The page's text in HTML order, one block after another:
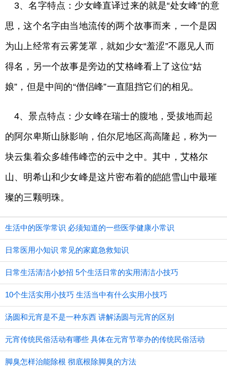
3、名字特点：少女峰直译过来的就是“处女峰”的意
思，这个名字由当地流传的两个故事而来，一个是因
为山上经常有云雾笼罩，就如少女“羞涩”不愿见人而
得名，另一个故事是旁边的艾格峰看上了这位“姑
娘”，但是中间的“僧侣峰”一直阻挡它们的相见。
4、景点特点：少女峰在瑞士的腹地，受拔地而起
的阿尔卑斯山脉影响，伯尔尼地区高高隆起，称为一
块云集着众多雄伟峰峦的云中之中。其中，艾格尔
山、明希山和少女峰是这片密布着的皑皑雪山中最璀
璨的三颗明珠。
生活中的医学常识 必须知道的一些医学健康小常识
日常医用小知识 常见的家庭急救知识
日常生活清洁小妙招 5个生活日常的实用清洁小技巧
10个生活实用小技巧 生活当中有什么实用小技巧
汤圆和元宵是不是一种东西 讲解汤圆与元宵的区别
元宵传统民俗活动有哪些 具体在元宵节举办的传统民俗活动
脚臭怎样治能除根 彻底根除脚臭的方法